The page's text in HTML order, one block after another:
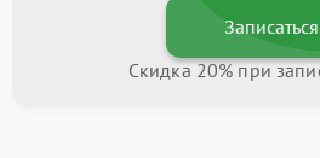
Записаться
Скидка 20% при